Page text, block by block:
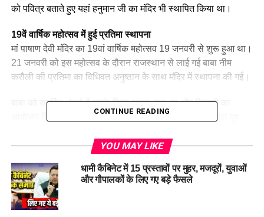
को पवित्र बताते हुए यहां हनुमान जी का मंदिर भी स्थापित किया था।
19वें वार्षिक महोत्सव में हुई प्रतिमा स्थापना
मां पाषाण देवी मंदिर का 19वां वार्षिक महोत्सव 19 जनवरी से शुरू हुआ था।
21 जनवरी को इस महोत्सव के दौरान राजस्थान से लाई गई बाबा नीम
करौली की प्रतिमा का विधिवत अनुष्ठान के साथ मंदिर में स्थापना की गई।
बाबा को समर्पित भंडारे में उनके प्रिय व्यंजन माल पुए और खिचड़ी का
आयोजन किया गया। मंदिर परिसर में कई दिन पहले से कारीगर माल पुए
पाषाण देवी मंदिर का धार्मिक महत्व
पुजारी ने बताया कि पाषाण देवी मंदिर नैनीताल के प्राचीनतम मंदिरों में से
एक है। यह मंदिर मां के नौ पिंडी रूपों को समर्पित है, जो चट्टान में अवतरित
हैं। मान्यताओं के अनुसार, मां का आधा शरीर नैनी झील के अंदर और आधा
CONTINUE READING
YOU MAY LIKE
धामी कैबिनेट में 15 प्रस्तावों पर मुहर, मजदूरों, युवाओं
और गौपालकों के लिए गए बड़े फैसले